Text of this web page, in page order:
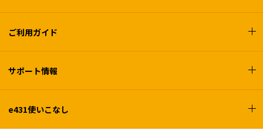
ご利用ガイド
サポート情報
e431使いこなし